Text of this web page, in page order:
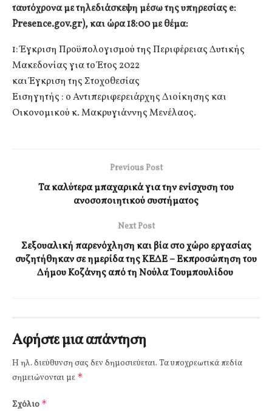
ταυτόχρονα με τηλεδιάσκεψη μέσω της υπηρεσίας e:
Presence.gov.gr), και ώρα 18:00 με θέμα:
1: Έγκριση Προϋπολογισμού της Περιφέρειας Δυτικής
Μακεδονίας για το Έτος 2022
και Έγκριση της Στοχοθεσίας
Εισηγητής : ο Αντιπεριφερειάρχης Διοίκησης και
Οικονομικού κ. Μακρυγιάννης Μενέλαος.
Previous Post
Τα καλύτερα μπαχαρικά για την ενίσχυση του
ανοσοποιητικού συστήματος
Next Post
Σεξουαλική παρενόχληση και βία στο χώρο εργασίας
συζητήθηκαν σε ημερίδα της ΚΕΔΕ – Εκπροσώπηση του
Δήμου Κοζάνης από τη Νούλα Τουμπουλίδου
Αφήστε μια απάντηση
Η ηλ. διεύθυνση σας δεν δημοσιεύεται. Τα υποχρεωτικά πεδία
σημειώνονται με *
Σχόλιο *